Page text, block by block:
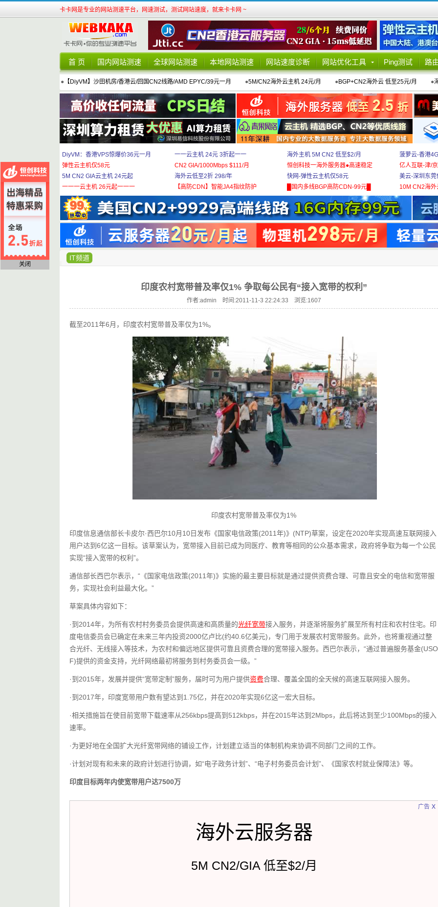
卡卡网是专业的网站测速平台，网速测试，测试网站速度，就来卡卡网 ~
首 页 国内网站测速 全球网站测速 本地网站测速 网站速度诊断 网站优化工具 Ping测试 路
● 【DiyVM】沙田机房/香港云/回国CN2线路/AMD EPYC/39元一月 ●5M/CN2海外云主机 24元/月 ●BGP+CN2海外云 低至25元/月 ●
DiyVM：香港VPS惊爆价36元一月
弹性云主机仅58元
5M CN2 GIA云主机 24元起
一一一云主机 26元起一一一
一一云主机 24元 3折起一一
CN2 GIA/1000Mbps $111/月
海外云低至2折 298/年
【高防CDN】智能JA4指纹防护
海外主机 5M CN2 低至$2/月
恒创科技一海外服务器●高速稳定
快网-弹性云主机仅58元
█国内多线BGP高防CDN-99元█
菠萝云-香港
亿人互联-津/
美云-深圳东
10M CN2海
IT频道
印度农村宽带普及率仅1% 争取每公民有“接入宽带的权利”
作者:admin 时间:2011-11-3 22:24:33 浏览:1607
截至2011年6月，印度农村宽带普及率仅为1%。
印度农村宽带普及率仅为1%
印度信息通信部长卡皮尔·西巴尔10月10日发布《国家电信政策(2011年)》(NTP)草案，设定在2020年实现高速互联网接入
用户达到6亿这一目标。该草案认为，宽带接入目前已成为同医疗、教育等相同的公众基本需求，政府将争取为每一个公民
实现“接入宽带的权利”。
通信部长西巴尔表示，“《国家电信政策(2011年)》实施的最主要目标就是通过提供资费合理、可靠且安全的电信和宽带服
务，实现社会利益最大化。”
草案具体内容如下：
·到2014年，为所有农村村务委员会提供高速和高质量的光纤宽带接入服务，并逐渐将服务扩展至所有村庄和农村住宅。印
度电信委员会已确定在未来三年内投资2000亿卢比(约40.6亿美元)，专门用于发展农村宽带服务。此外，也将重视通过整
合光纤、无线接入等技术，为农村和偏远地区提供可靠且资费合理的宽带接入服务。西巴尔表示，“通过普遍服务基金(USO
F)提供的资金支持，光纤网络最初将服务到村务委员会一级。”
·到2015年，发展并提供“宽带定制”服务，届时可为用户提供资费合理、覆盖全国的全天候的高速互联网接入服务。
·到2017年，印度宽带用户数有望达到1.75亿，并在2020年实现6亿这一宏大目标。
·相关措施旨在使目前宽带下载速率从256kbps提高到512kbps，并在2015年达到2Mbps，此后将达到至少100Mbps的接入
速率。
·为更好地在全国扩大光纤宽带网络的铺设工作，计划建立适当的体制机构来协调不同部门之间的工作。
·计划对现有和未来的政府计划进行协调，如“电子政务计划”、“电子村务委员会计划”、《国家农村就业保障法》等。
印度目标两年内使宽带用户达7500万
广告
海外云服务器
5M CN2/GIA 低至$2/月
x
关闭